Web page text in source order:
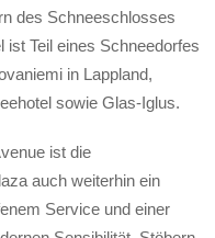
des Schneeschlosses
Teil eines Schneedorfes
in Lappland,
sowie Glas-Iglus.
ist die
auch weiterhin ein
Service und einer